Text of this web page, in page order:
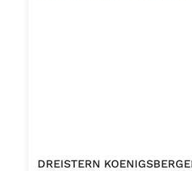
DREISTERN